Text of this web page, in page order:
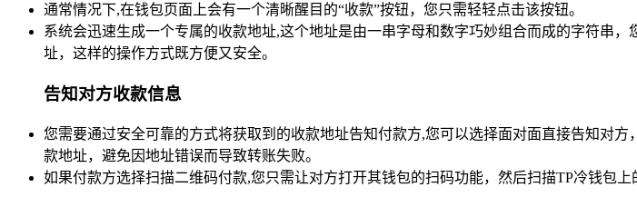
通常情况下,在钱包页面上会有一个清晰醒目的“收款”按钮，您只需轻轻点击该按钮。
系统会迅速生成一个专属的收款地址,这个地址是由一串字母和数字巧妙组合而成的字符串
址，这样的操作方式既方便又安全。
告知对方收款信息
您需要通过安全可靠的方式将获取到的收款地址告知付款方,您可以选择面对面直接告知对
款地址，避免因地址错误而导致转账失败。
如果付款方选择扫描二维码付款,您只需让对方打开其钱包的扫码功能，然后扫描TP冷钱包上